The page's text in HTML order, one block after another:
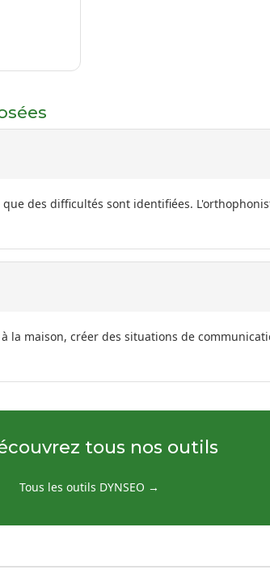
des difficultés sont identifiées.
la maison, créer des situations de
tous nos outils
Tous les outils DYNSEO →